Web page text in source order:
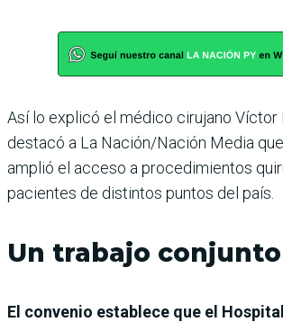
Así lo explicó el médico cirujano Víctor
destacó a La Nación/Nación Media
amplió el acceso a procedimientos
pacientes de distintos puntos del país.
Un trabajo conjunto
El convenio establece que el